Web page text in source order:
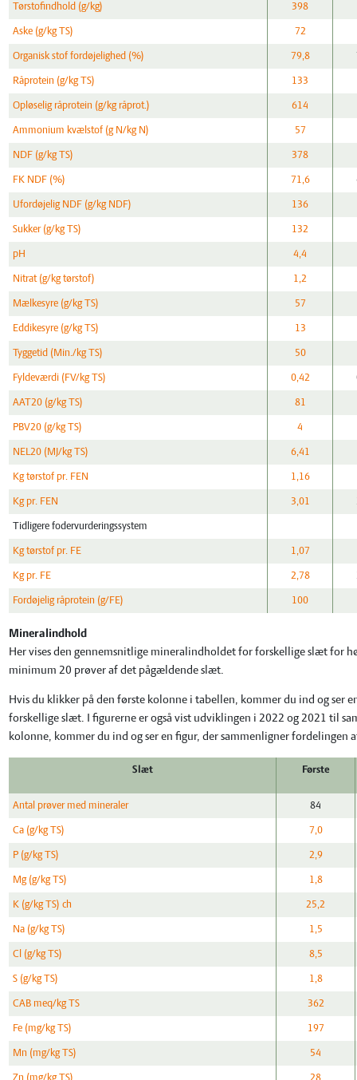
Tørstofindhold (g/kg) 398
Aske (g/kg TS) 72
Organisk stof fordøjelighed (%) 79,8
Råprotein (g/kg TS) 133
Opløselig råprotein (g/kg råprot.) 614
Ammonium kvælstof (g N/kg N) 57
NDF (g/kg TS) 378
FK NDF (%) 71,6
Ufordøjelig NDF (g/kg NDF) 136
Sukker (g/kg TS) 132
pH 4,4
Nitrat (g/kg tørstof) 1,2
Mælkesyre (g/kg TS) 57
Eddikesyre (g/kg TS) 13
Tyggetid (Min./kg TS) 50
Fyldeværdi (FV/kg TS) 0,42
AAT20 (g/kg TS) 81
PBV20 (g/kg TS) 4
NEL20 (MJ/kg TS) 6,41
Kg tørstof pr. FEN 1,16
Kg pr. FEN 3,01
Tidligere fodervurderingssystem
Kg tørstof pr. FE 1,07
Kg pr. FE 2,78
Fordøjelig råprotein (g/FE) 100
Mineralindhold
Her vises den gennemsnitlige mineralindholdet for forskellige slæt for
minimum 20 prøver af det pågældende slæt.
Hvis du klikker på den første kolonne i tabellen, kommer du ind og ser
forskellige slæt. I figurerne er også vist udviklingen i 2022 og 2021 til
kolonne, kommer du ind og ser en figur, der sammenligner
Slæt Første
Antal prøver med mineraler 84
Ca (g/kg TS) 7,0
P (g/kg TS) 2,9
Mg (g/kg TS) 1,8
K (g/kg TS) ch 25,2
Na (g/kg TS) 1,5
Cl (g/kg TS) 8,5
S (g/kg TS) 1,8
CAB meq/kg TS 362
Fe (mg/kg TS) 197
Mn (mg/kg TS) 54